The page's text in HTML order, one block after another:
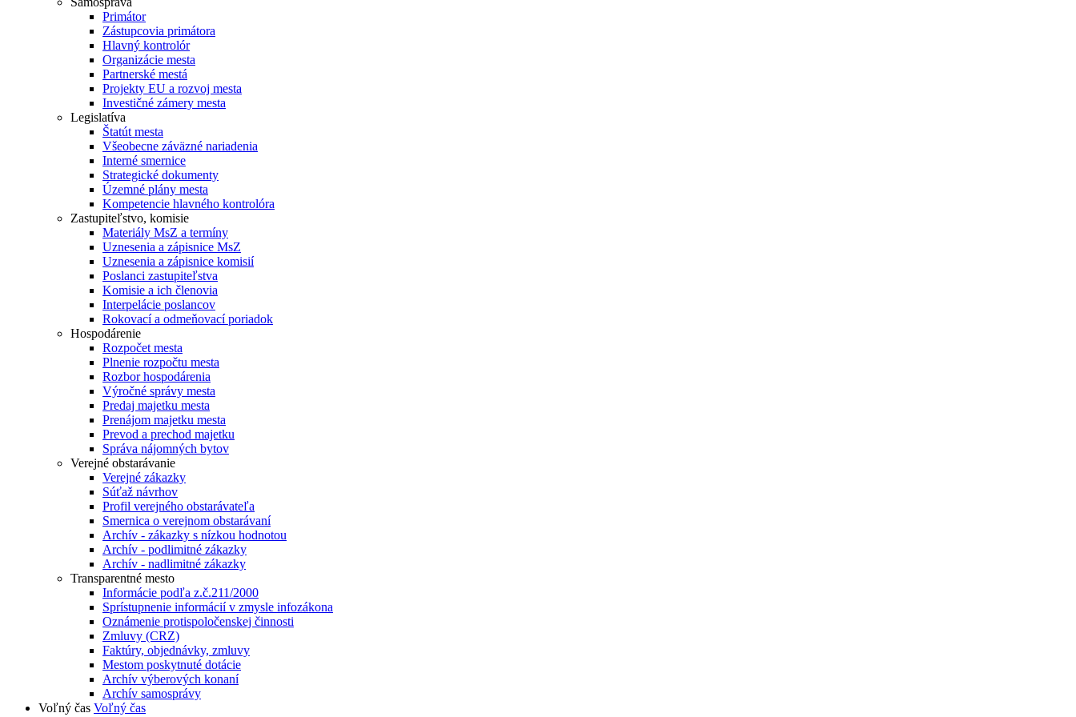
Primátor
Zástupcovia primátora
Hlavný kontrolór
Organizácie mesta
Partnerské mestá
Projekty EU a rozvoj mesta
Investičné zámery mesta
Legislatíva
Štatút mesta
Všeobecne záväzné nariadenia
Interné smernice
Strategické dokumenty
Územné plány mesta
Kompetencie hlavného kontrolóra
Zastupiteľstvo, komisie
Materiály MsZ a termíny
Uznesenia a zápisnice MsZ
Uznesenia a zápisnice komisií
Poslanci zastupiteľstva
Komisie a ich členovia
Interpelácie poslancov
Rokovací a odmeňovací poriadok
Hospodárenie
Rozpočet mesta
Plnenie rozpočtu mesta
Rozbor hospodárenia
Výročné správy mesta
Predaj majetku mesta
Prenájom majetku mesta
Prevod a prechod majetku
Správa nájomných bytov
Verejné obstarávanie
Verejné zákazky
Súťaž návrhov
Profil verejného obstarávateľa
Smernica o verejnom obstarávaní
Archív - zákazky s nízkou hodnotou
Archív - podlimitné zákazky
Archív - nadlimitné zákazky
Transparentné mesto
Informácie podľa z.č.211/2000
Sprístupnenie informácií v zmysle infozákona
Oznámenie protispoločenskej činnosti
Zmluvy (CRZ)
Faktúry, objednávky, zmluvy
Mestom poskytnuté dotácie
Archív výberových konaní
Archív samosprávy
Voľný čas Voľný čas